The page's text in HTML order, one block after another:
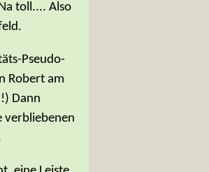
toll.... Also
Pseudo-
Robert am
Dann
verbliebenen